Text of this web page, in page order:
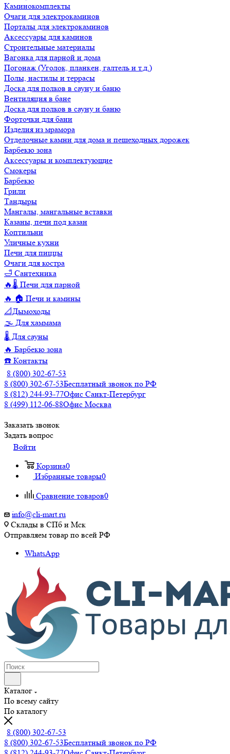
Каминокомплекты
Очаги для электрокаминов
Порталы для электрокаминов
Аксессуары для каминов
Строительные материалы
Вагонка для парной и дома
Погонаж (Уголок, планкен, галтель и т.д.)
Полы, настилы и террасы
Доска для полков в сауну и баню
Вентиляция в бане
Доска для полков в сауну и баню
Форточки для бани
Изделия из мрамора
Отделочные камни для дома и пешеходных дорожек
Барбекю зона
Аксессуары и комплектующие
Смокеры
Барбекю
Грили
Тандыры
Мангалы, мангальные вставки
Казаны, печи под казан
Коптильни
Уличные кухни
Печи для пиццы
Очаги для костра
🛁 Сантехника
🔥🌡️ Печи для парной
🔥 🏠 Печи и камины
📐Дымоходы
🌫️ Для хаммама
🌡️ Для сауны
🔥 Барбекю зона
☎️ Контакты
8 (800) 302-67-53
8 (800) 302-67-53Бесплатный звонок по РФ
8 (812) 244-93-77Офис Санкт-Петербург
8 (499) 112-06-88Офис Москва
Заказать звонок
Задать вопрос
Войти
Корзина0
Избранные товары0
Сравнение товаров0
info@cli-mart.ru
Склады в СПб и Мск
Отправляем товар по всей РФ
WhatsApp
Каталог
По всему сайту
По каталогу
8 (800) 302-67-53
8 (800) 302-67-53Бесплатный звонок по РФ